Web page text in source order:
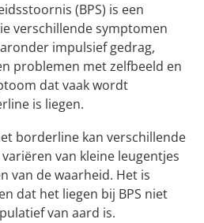
(BPS) is een
verschillende symptomen
impulsief gedrag,
problemen met zelfbeeld en
dat vaak wordt
is liegen.
borderline kan verschillende
van kleine leugentjes
van de waarheid. Het is
dat het liegen bij BPS niet
van aard is.